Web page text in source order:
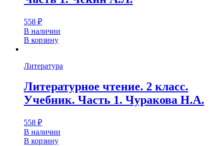
558 ₽
В наличии
В корзину
Литература
Литературное чтение. 2 класс.
Учебник. Часть 1. Чуракова Н.А.
558 ₽
В наличии
В корзину